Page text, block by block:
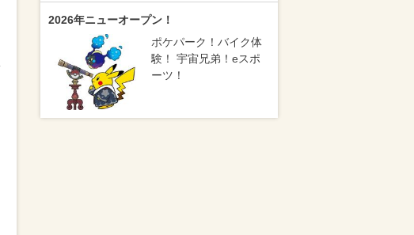
2026年ニューオープン！
ポケパーク！バイク体
験！ 宇宙兄弟！eスポ
ーツ！